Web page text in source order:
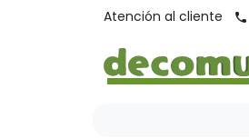
Atención al cliente call